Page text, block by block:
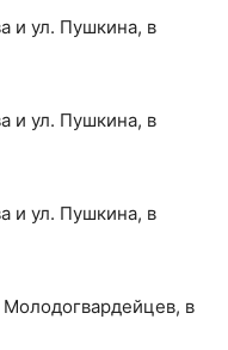
и ул. Пушкина, в
и ул. Пушкина, в
и ул. Пушкина, в
в